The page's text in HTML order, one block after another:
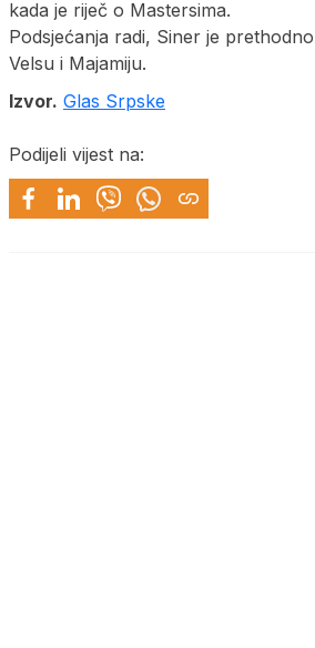
kada je riječ o Mastersima.
Podsjećanja radi, Siner je
Velsu i Majamiju.
Izvor. Glas Srpske
Podijeli vijest na: